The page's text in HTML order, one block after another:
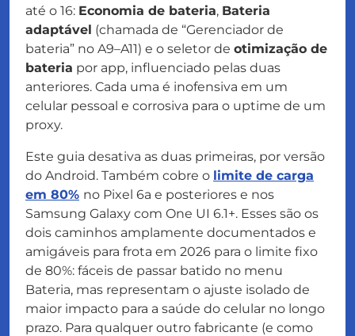
até o 16: Economia de bateria, Bateria
adaptável (chamada de “Gerenciador de
bateria” no A9–A11) e o seletor de otimização de
bateria por app, influenciado pelas duas
anteriores. Cada uma é inofensiva em um
celular pessoal e corrosiva para o uptime de um
proxy.
Este guia desativa as duas primeiras, por versão
do Android. Também cobre o limite de carga
em 80% no Pixel 6a e posteriores e nos
Samsung Galaxy com One UI 6.1+. Esses são os
dois caminhos amplamente documentados e
amigáveis para frota em 2026 para o limite fixo
de 80%: fáceis de passar batido no menu
Bateria, mas representam o ajuste isolado de
maior impacto para a saúde do celular no longo
prazo. Para qualquer outro fabricante (e como